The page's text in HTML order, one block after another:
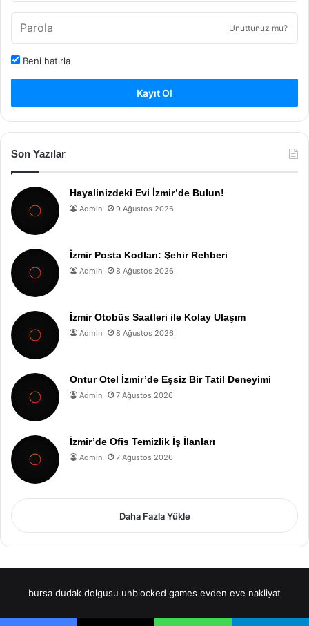
Unuttunuz mu?
Beni hatırla
Kayıt Ol
Son Yazılar
Hayalinizdeki Evi İzmir’de Bulun!
Admin 9 Ağustos 2026
İzmir Posta Kodları: Şehir Rehberi
Admin 8 Ağustos 2026
İzmir Otobüs Saatleri ile Kolay Ulaşım
Admin 8 Ağustos 2026
Ontur Otel İzmir’de Eşsiz Bir Tatil Deneyimi
Admin 7 Ağustos 2026
İzmir’de Ofis Temizlik İş İlanları
Admin 7 Ağustos 2026
Daha Fazla Yükle
bursa dudak dolgusu unblocked games evden eve nakliyat